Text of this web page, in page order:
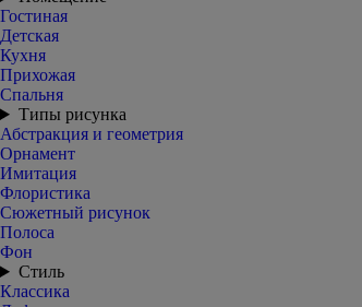
Гостиная
Детская
Кухня
Прихожая
Спальня
Типы рисунка
Абстракция и геометрия
Орнамент
Имитация
Флористика
Сюжетный рисунок
Полоса
Фон
Стиль
Классика